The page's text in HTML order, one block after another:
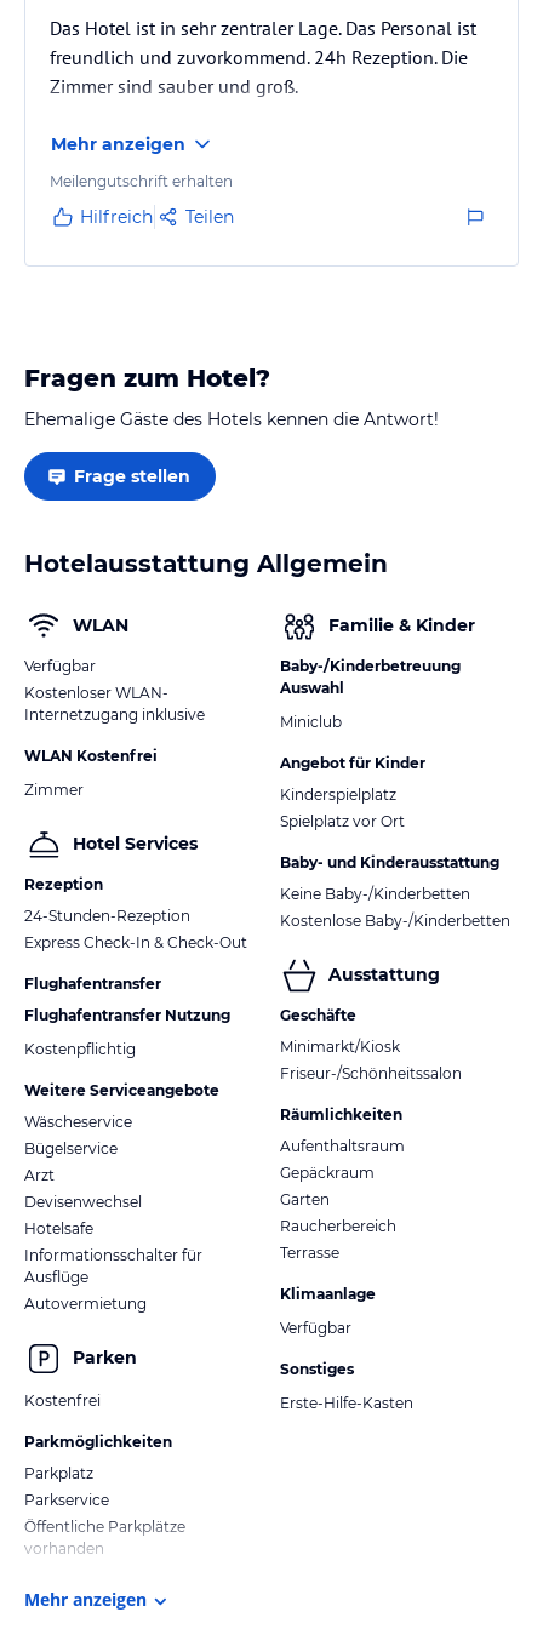
Das Hotel ist in sehr zentraler Lage. Das Personal ist
freundlich und zuvorkommend. 24h Rezeption. Die
Zimmer sind sauber und groß.
Mehr anzeigen
Meilengutschrift erhalten
Hilfreich Teilen
Fragen zum Hotel?
Ehemalige Gäste des Hotels kennen die Antwort!
Frage stellen
Hotelausstattung Allgemein
WLAN
Verfügbar
Kostenloser WLAN-
Internetzugang inklusive
WLAN Kostenfrei
Zimmer
Hotel Services
Rezeption
24-Stunden-Rezeption
Express Check-In & Check-Out
Flughafentransfer
Flughafentransfer Nutzung
Kostenpflichtig
Weitere Serviceangebote
Wäscheservice
Bügelservice
Arzt
Devisenwechsel
Hotelsafe
Informationsschalter für
Ausflüge
Autovermietung
Parken
Kostenfrei
Parkmöglichkeiten
Parkplatz
Parkservice
Öffentliche Parkplätze
vorhanden
Familie & Kinder
Baby-/Kinderbetreuung
Auswahl
Miniclub
Angebot für Kinder
Kinderspielplatz
Spielplatz vor Ort
Baby- und Kinderausstattung
Keine Baby-/Kinderbetten
Kostenlose Baby-/Kinderbetten
Ausstattung
Geschäfte
Minimarkt/Kiosk
Friseur-/Schönheitssalon
Räumlichkeiten
Aufenthaltsraum
Gepäckraum
Garten
Raucherbereich
Terrasse
Klimaanlage
Verfügbar
Sonstiges
Erste-Hilfe-Kasten
Mehr anzeigen